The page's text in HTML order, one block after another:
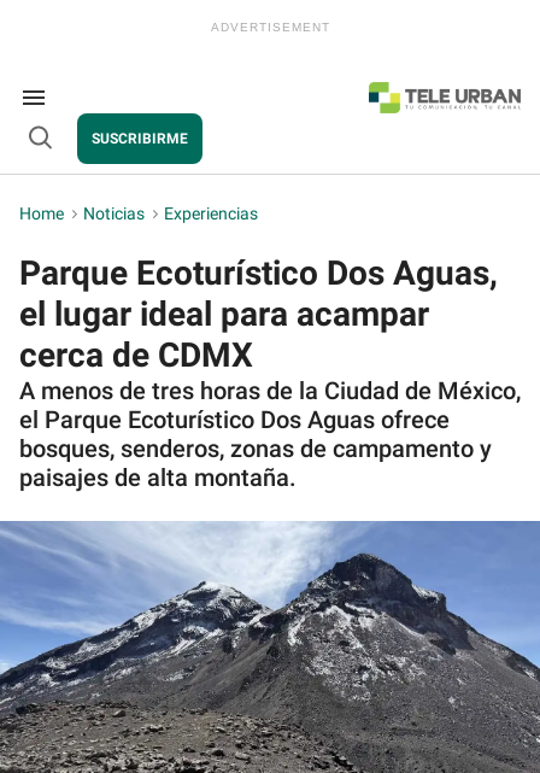
Search
&
Section
Navigation
Open
SUSCRIBIRME
Home > Noticias > Experiencias
Parque Ecoturístico Dos Aguas,
el lugar ideal para acampar
cerca de CDMX
A menos de tres horas de la Ciudad de México,
el Parque Ecoturístico Dos Aguas ofrece
bosques, senderos, zonas de campamento y
paisajes de alta montaña.